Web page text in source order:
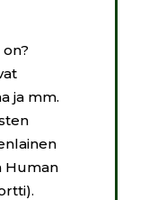
ja mm.
Human